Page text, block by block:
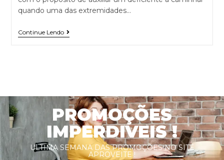
quando uma das extremidades…
Continue Lendo
PROMOÇÕES
IMPERDIVEIS !
ULTIMA SEMANA DAS PROMOÇÕES NO SITE
APROVEITE !